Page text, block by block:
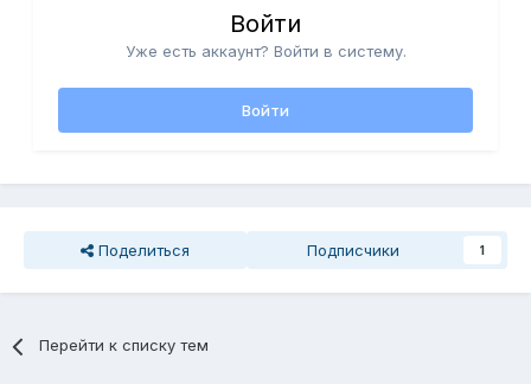
Войти
Уже есть аккаунт? Войти в систему.
Войти
Поделиться Подписчики 1
Перейти к списку тем